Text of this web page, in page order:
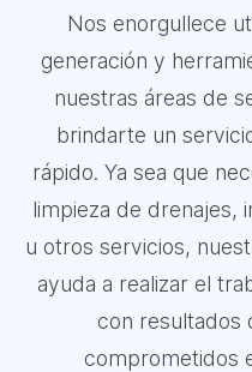
Nos enorgullece
generación y
nuestras áreas de
brindarte un
rápido. Ya sea que
limpieza de drenajes,
u otros servicios,
ayuda a realizar el
con resultados
comprometidos